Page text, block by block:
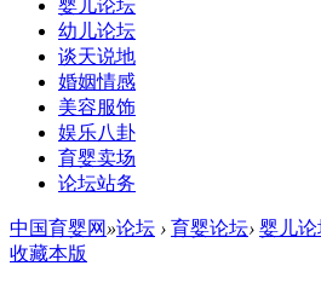
婴儿论坛
幼儿论坛
谈天说地
婚姻情感
美容服饰
娱乐八卦
育婴卖场
论坛站务
中国育婴网 »论坛 › 育婴论坛› 婴儿论
收藏本版